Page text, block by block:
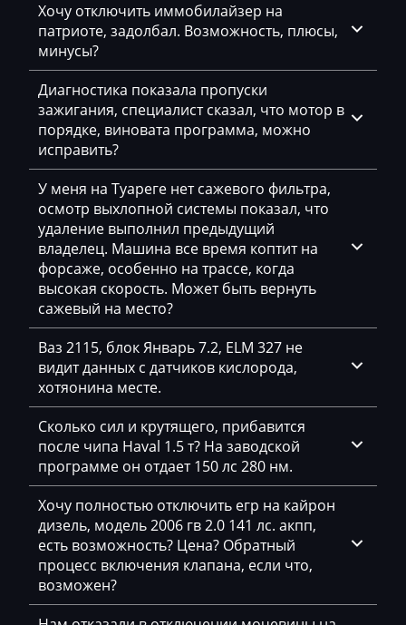
MasseyFerguson
Maxus
Mazda
McCloskey
McCormick
Mecalac
Mercedes-Benz
Mercury
Merlo
Metso
MG
Minelli
Mini
Mitsubishi
MST
MTZ
Neoplan
Хочу отключить иммобилайзер на
патриоте, задолбал. Возможность, плюсы,
минусы?
Диагностика показала пропуски
зажигания, специалист сказал, что мотор в
порядке, виновата программа, можно
исправить?
У меня на Туареге нет сажевого фильтра,
осмотр выхлопной системы показал, что
удаление выполнил предыдущий
владелец. Машина все время коптит на
форсаже, особенно на трассе, когда
высокая скорость. Может быть вернуть
сажевый на место?
Ваз 2115, блок Январь 7.2, ELM 327 не
видит данных с датчиков кислорода,
хотяонина месте.
Сколько сил и крутящего, прибавится
после чипа Haval 1.5 т? На заводской
программе он отдает 150 лс 280 нм.
Хочу полностью отключить егр на кайрон
дизель, модель 2006 гв 2.0 141 лс. акпп,
есть возможность? Цена? Обратный
процесс включения клапана, если что,
возможен?